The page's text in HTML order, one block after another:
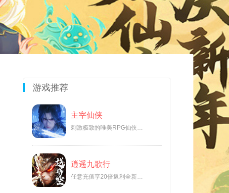
游戏推荐
主宰仙侠
刺激极致的唯美RPG仙侠游
逍遥九歌行
任意充值享20倍返利全新仙